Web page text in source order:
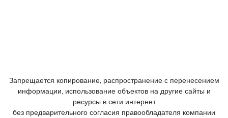
Запрещается копирование, распространение с перенесением
информации, использование объектов на другие сайты и
ресурсы в сети интернет
без предварительного согласия правообладателя компании